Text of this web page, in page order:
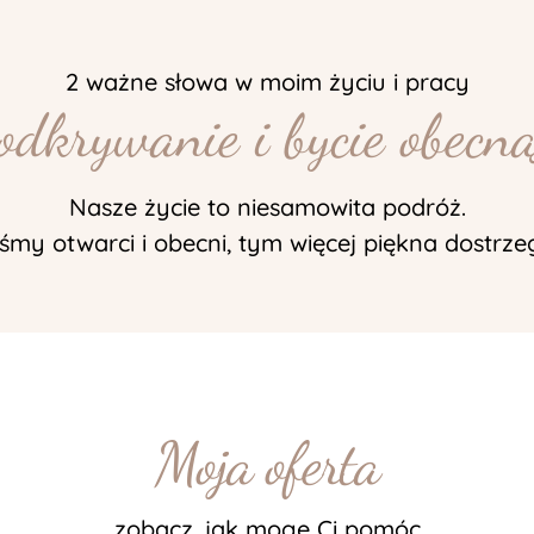
2 ważne słowa w moim życiu i pracy
i bycie
Nasze życie to niesamowita podróż.
otwarci i obecni, tym więcej piękna
Moja oferta